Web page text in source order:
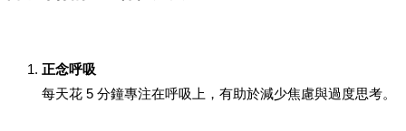
正念呼吸
每天花 5 分鐘專注在呼吸上，有助於減少焦慮與過度思考。